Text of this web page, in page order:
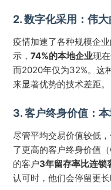
2. 数字化采用：伟
疫情加速了各种规模企
示，74%的本地企业现
而2020年仅为32%。这
来显著优势的技术差距。
3. 客户终身价值：
尽管平均交易价值较低
了更高的客户终身价值
的客户3年留存率比连锁
认可时，他们会停留更